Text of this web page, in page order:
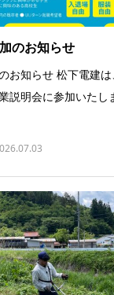
のお知らせ
お知らせ 松下電建は
説明会に参加いたし